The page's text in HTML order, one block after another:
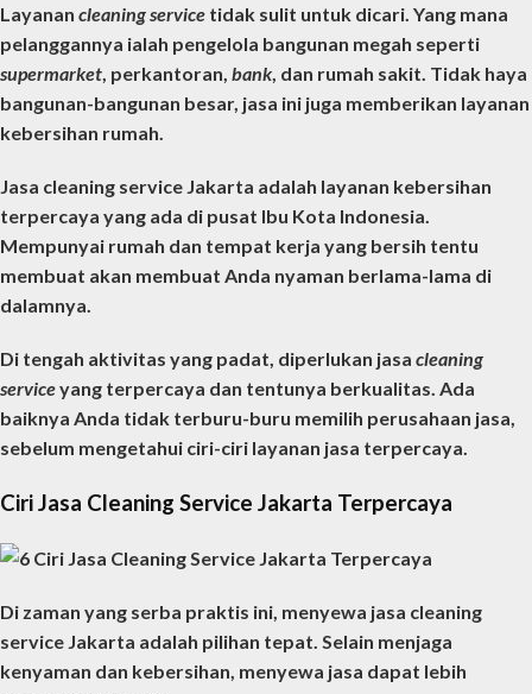
Layanan cleaning service tidak sulit untuk dicari. Yang mana
pelanggannya ialah pengelola bangunan megah seperti
supermarket, perkantoran, bank, dan rumah sakit. Tidak haya
bangunan-bangunan besar, jasa ini juga memberikan layanan
kebersihan rumah.
Jasa cleaning service Jakarta adalah layanan kebersihan
terpercaya yang ada di pusat Ibu Kota Indonesia.
Mempunyai rumah dan tempat kerja yang bersih tentu
membuat akan membuat Anda nyaman berlama-lama di
dalamnya.
Di tengah aktivitas yang padat, diperlukan jasa cleaning
serviceyang terpercaya dan tentunya berkualitas. Ada
baiknya Anda tidak terburu-buru memilih perusahaan jasa,
sebelum mengetahui ciri-ciri layanan jasa terpercaya.
Ciri Jasa Cleaning Service Jakarta Terpercaya
Di zaman yang serba praktis ini, menyewa jasa cleaning
service Jakarta adalah pilihan tepat. Selain menjaga
kenyaman dan kebersihan, menyewa jasa dapat lebih